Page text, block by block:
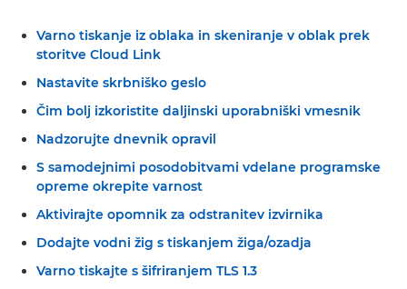
Varno tiskanje iz oblaka in skeniranje v oblak prek
storitve Cloud Link
Nastavite skrbniško geslo
Čim bolj izkoristite daljinski uporabniški vmesnik
Nadzorujte dnevnik opravil
S samodejnimi posodobitvami vdelane programske
opreme okrepite varnost
Aktivirajte opomnik za odstranitev izvirnika
Dodajte vodni žig s tiskanjem žiga/ozadja
Varno tiskajte s šifriranjem TLS 1.3